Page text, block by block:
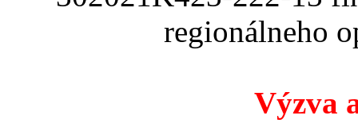
regionálneho
Výzva